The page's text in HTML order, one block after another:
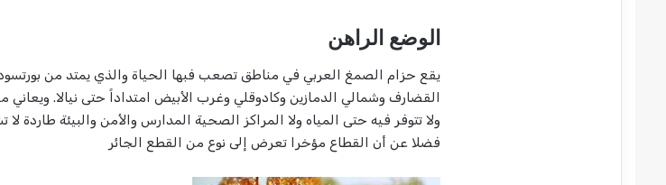
الوضع الراهن
يقع حزام الصمغ العربي في مناطق تصعب فبها الحياة والذي يمتد من
القضارف وشمالي الدمازين وكادوقلي وغرب الأبيض امتداداً حتى نيالا.
ولا تتوفر فيه حتى المياه ولا المراكز الصحية المدارس والأمن والبيئة طاردة
فضلا عن أن القطاع مؤخرا تعرض إلى نوع من القطع الجائر